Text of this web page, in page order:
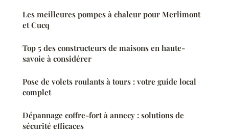
Les meilleures pompes à chaleur pour Merlimont
et Cucq
Top 5 des constructeurs de maisons en haute-
savoie à considérer
Pose de volets roulants à tours : votre guide local
complet
Dépannage coffre-fort à annecy : solutions de
sécurité efficaces